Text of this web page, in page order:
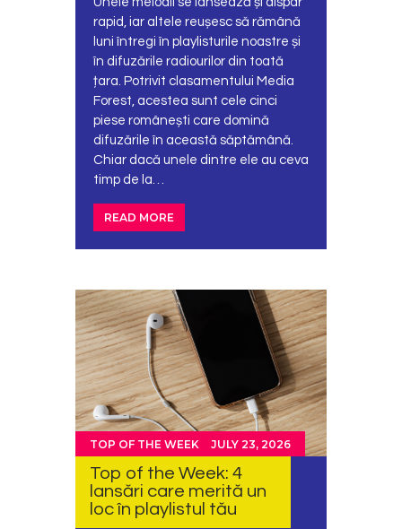
rapid, iar altele reușesc să rămână
luni întregi în playlisturile noastre și
în difuzările radiourilor din toată
țara. Potrivit clasamentului Media
Forest, acestea sunt cele cinci
piese românești care domină
difuzările în această săptămână.
Chiar dacă unele dintre ele au ceva
timp de la…
READ MORE
TOP OF THE WEEK JULY 23, 2026
Top of the Week: 4
lansări care merită un
loc în playlistul tău